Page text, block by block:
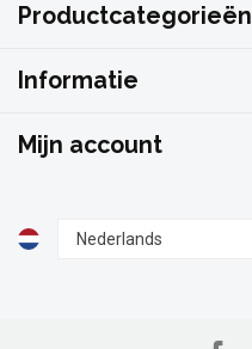
Productcategorieën
Informatie
Mijn account